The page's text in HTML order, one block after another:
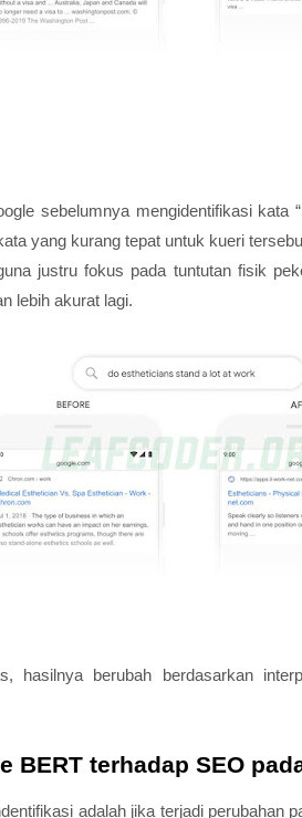
sebelumnya mengidentifikasi kata
yang kurang tepat untuk kueri
justru fokus pada tuntutan fisik
lebih akurat lagi.
hasilnya berubah berdasarkan
BERT terhadap SEO
adalah jika terjadi perubahan